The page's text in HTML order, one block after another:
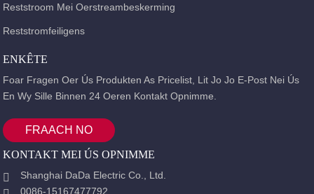
Reststroom Mei Oerstreambeskerming
Reststromfeiligens
ENKÊTE
Foar Fragen Oer Ús Produkten As Pricelist, Lit Jo Jo E-Post Nei Ús
En Wy Sille Binnen 24 Oeren Kontakt Opnimme.
FRAACH NO
KONTAKT MEI ÚS OPNIMME
Shanghai DaDa Electric Co., Ltd.
0086-15167477792